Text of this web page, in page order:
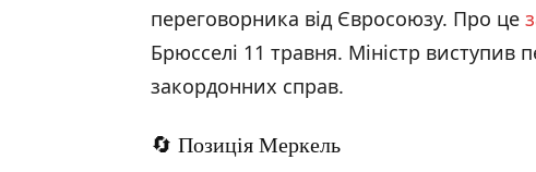
переговорника від Євросоюзу. Про це
Брюсселі 11 травня. Міністр виступив
закордонних справ.
🔄 Позиція Меркель